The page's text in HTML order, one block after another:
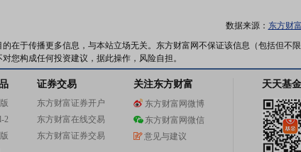
数据来源： 东方财
在于传播更多信息，与本站立场无关。东方财富网不保证该信息（包括但
您构成任何投资建议，据此操作，风险自担。